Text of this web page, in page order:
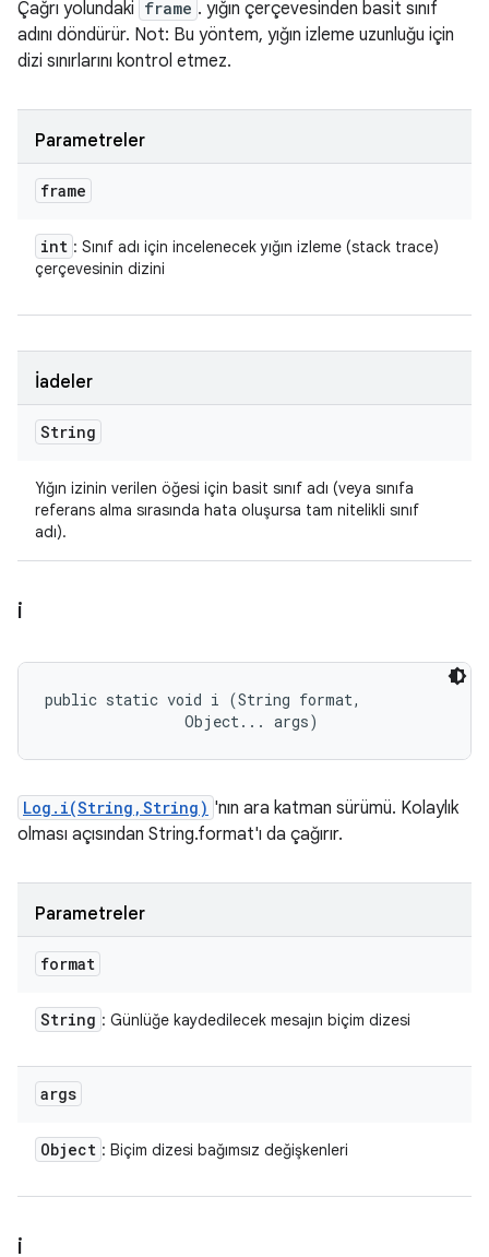
Çağrı yolundaki frame . yığın çerçevesinden basit sınıf
adını döndürür. Not: Bu yöntem, yığın izleme uzunluğu için
dizi sınırlarını kontrol etmez.
Parametreler
frame
int : Sınıf adı için incelenecek yığın izleme (stack trace)
çerçevesinin dizini
İadeler
String
Yığın izinin verilen öğesi için basit sınıf adı (veya sınıfa
referans alma sırasında hata oluşursa tam nitelikli sınıf
adı).
i
public static void i (String format,
                Object... args)
Log.i(String,String) 'nın ara katman sürümü. Kolaylık
olması açısından String.format'ı da çağırır.
Parametreler
format
String : Günlüğe kaydedilecek mesajın biçim dizesi
args
Object : Biçim dizesi bağımsız değişkenleri
i